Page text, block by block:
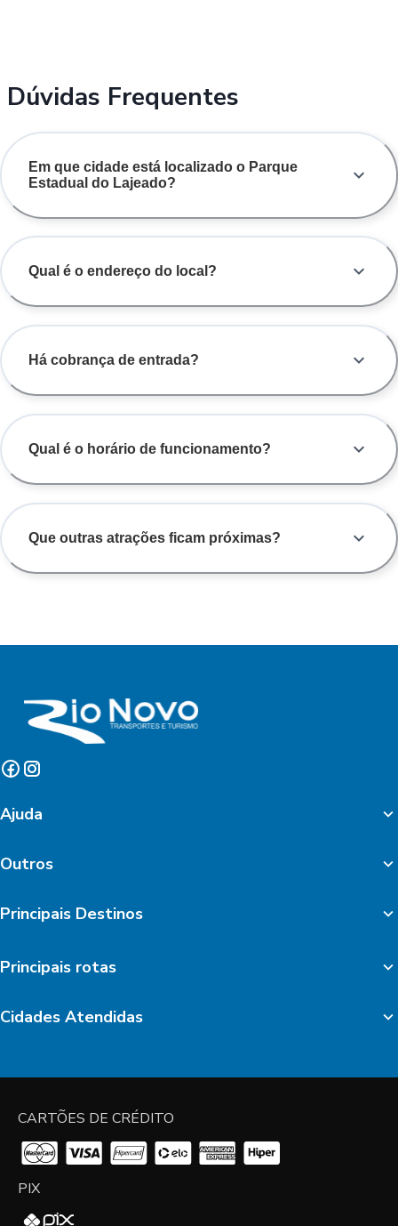
Dúvidas Frequentes
Em que cidade está localizado o Parque
Estadual do Lajeado?
Qual é o endereço do local?
Há cobrança de entrada?
Qual é o horário de funcionamento?
Que outras atrações ficam próximas?
Ajuda
Outros
Principais Destinos
Principais rotas
Cidades Atendidas
CARTÕES DE CRÉDITO
PIX